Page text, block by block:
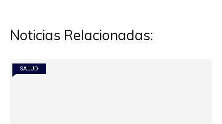
Noticias Relacionadas:
SALUD